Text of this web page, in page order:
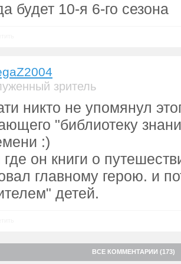
будет 10-я 6-го сезона
зритель
никто не упомянул
"библиотеку
:)
где он книги о
главному герою. и
детей.
ВСЕ КОММЕНТАРИИ (173)